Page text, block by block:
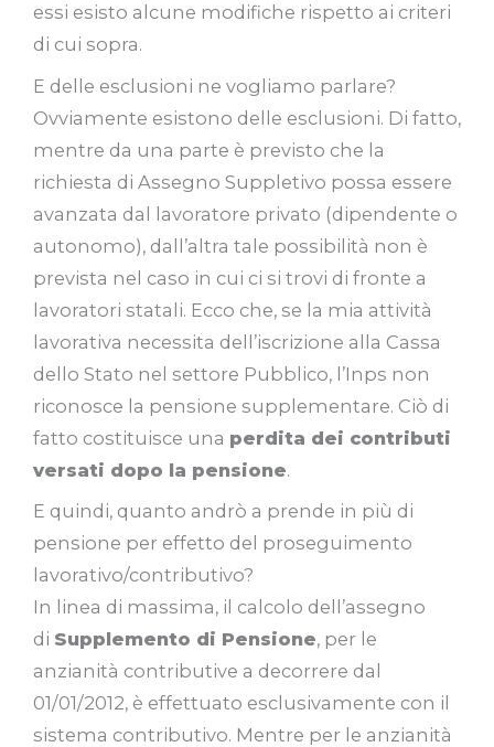
essi esisto alcune modifiche rispetto ai criteri
di cui sopra.
E delle esclusioni ne vogliamo parlare?
Ovviamente esistono delle esclusioni. Di fatto,
mentre da una parte è previsto che la
richiesta di Assegno Suppletivo possa essere
avanzata dal lavoratore privato (dipendente o
autonomo), dall’altra tale possibilità non è
prevista nel caso in cui ci si trovi di fronte a
lavoratori statali. Ecco che, se la mia attività
lavorativa necessita dell’iscrizione alla Cassa
dello Stato nel settore Pubblico, l’Inps non
riconosce la pensione supplementare. Ciò di
fatto costituisce una perdita dei contributi
versati dopo la pensione.
E quindi, quanto andrò a prende in più di
pensione per effetto del proseguimento
lavorativo/contributivo?
In linea di massima, il calcolo dell’assegno
di Supplemento di Pensione, per le
anzianità contributive a decorrere dal
01/01/2012, è effettuato esclusivamente con il
sistema contributivo. Mentre per le anzianità